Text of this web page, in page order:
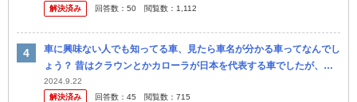
駆の...
解決済み
回答数： 50 閲覧数： 1,112
車に興味ない人でも知ってる車、見たら車名が分かる車ってなんでし
ょう？ 昔はクラウンとかカローラが日本を代表する車でしたが、今
はなんでしょう？
2024.9.22
解決済み
回答数： 45 閲覧数： 715